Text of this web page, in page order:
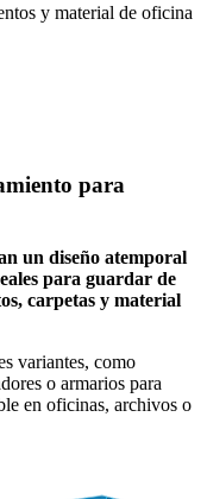
y material de oficina
para
un diseño atemporal
para guardar de
carpetas y material
variantes, como
o armarios para
en oficinas, archivos o